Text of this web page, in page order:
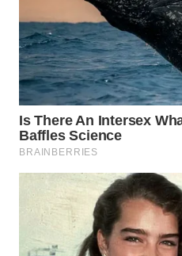
WN
DAIRI
WN
DANAU
TOBA
NIAS
WN